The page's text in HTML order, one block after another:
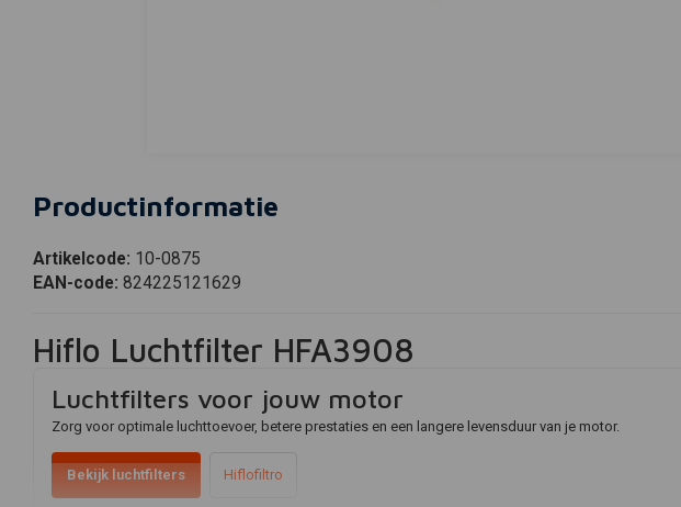
Productinformatie
Artikelcode: 10-0875
EAN-code: 824225121629
Hiflo Luchtfilter HFA3908
Luchtfilters voor jouw motor
Zorg voor optimale luchttoevoer, betere prestaties en een langere levensduur van je motor.
Bekijk luchtfilters Hiflofiltro